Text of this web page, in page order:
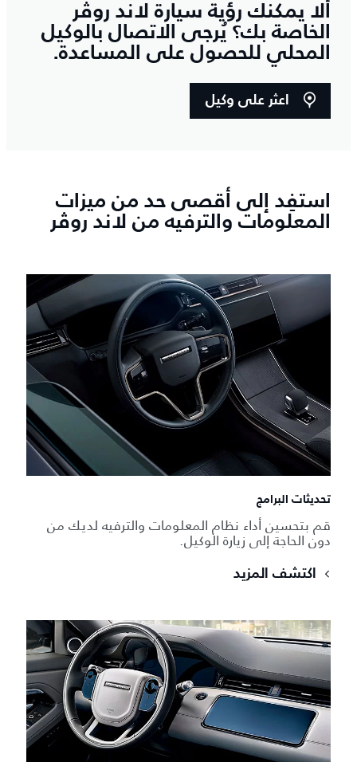
ألا يمكنك رؤية سيارة لاند روڤر
الخاصة بك؟ يُرجى الاتصال بالوكيل
المحلي للحصول على المساعدة.
اعثر على وكيل
استفِد إلى أقصى حد من ميزات
المعلومات والترفيه من لاند روڤر
تحديثات البرامج
قم بتحسين أداء نظام المعلومات والترفيه لديك من
دون الحاجة إلى زيارة الوكيل.
اكتشف المزيد